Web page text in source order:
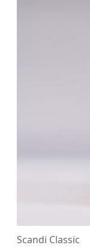
Scandi Classic